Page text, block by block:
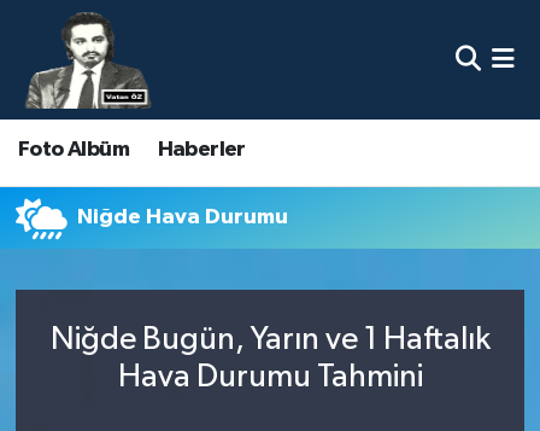
Foto Albüm Haberler
Niğde Hava Durumu
Niğde Bugün, Yarın ve 1 Haftalık
Hava Durumu Tahmini
Nöbetçi Eczaneler
Hava Durumu
Namaz Vakitleri
Süper Lig Puan Durumu ve Fikstür